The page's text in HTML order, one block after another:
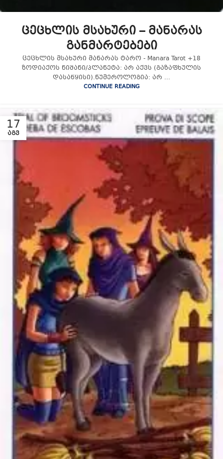
ცეცხლის მსახური – მანარას
განმარტებები
ცეცხლის მსახური მანარას ტარო - Manara Tarot +18
ზოდიაქოს ნიშანი/პლანეტა: არ აქვს (გაზაფხულის
დასაწყისი).ნუმეროლოგია: არ ...
CONTINUE READING
17
ᲐᲒᲕ